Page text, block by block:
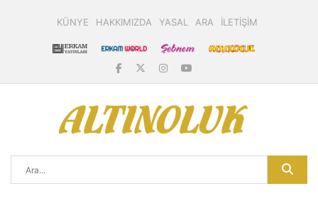
KÜNYE HAKKIMIZDA YASAL ARA İLETİŞİM